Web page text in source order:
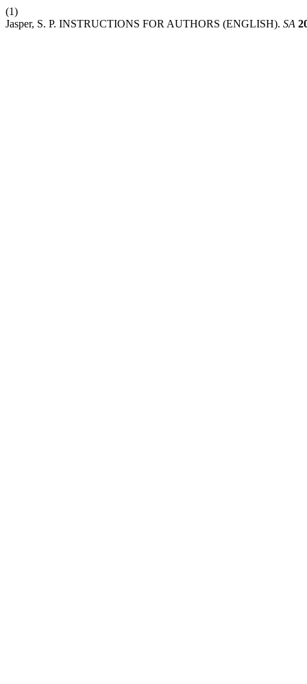
(1)
Jasper, S. P. INSTRUCTIONS FOR AUTHORS (ENGLISH). SA